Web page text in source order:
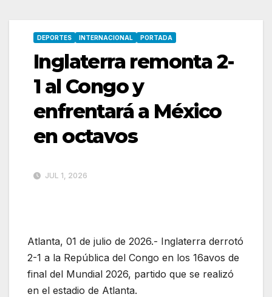
DEPORTES INTERNACIONAL PORTADA
Inglaterra remonta 2-
1 al Congo y
enfrentará a México
en octavos
JUL 1, 2026
Atlanta, 01 de julio de 2026.- Inglaterra derrotó
2-1 a la República del Congo en los 16avos de
final del Mundial 2026, partido que se realizó
en el estadio de Atlanta.